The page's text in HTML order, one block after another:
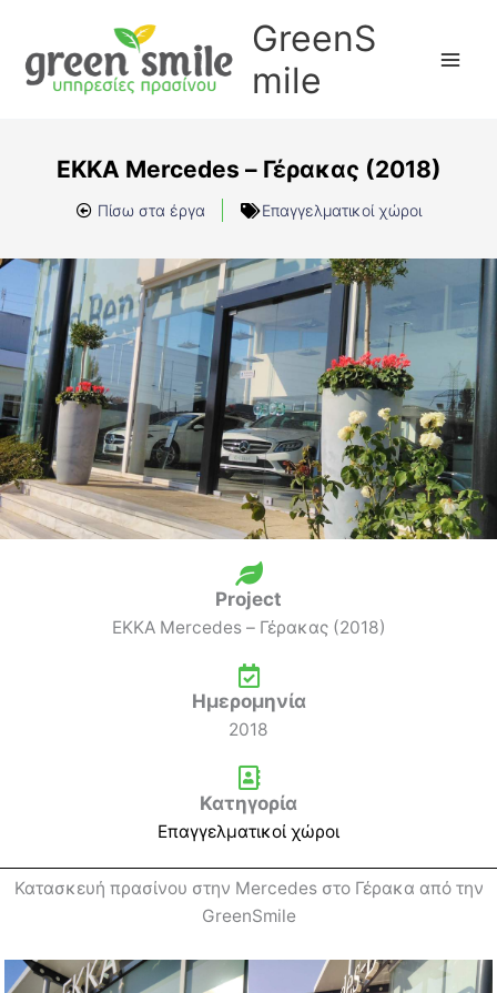
περιεχόμενο
GreenS
mile
EKKA Mercedes – Γέρακας (2018)
Πίσω στα έργα Επαγγελματικοί χώροι
Project
EKKA Mercedes – Γέρακας (2018)
Ημερομηνία
2018
Κατηγορία
Επαγγελματικοί χώροι
Κατασκευή πρασίνου στην Mercedes στο Γέρακα από την
GreenSmile